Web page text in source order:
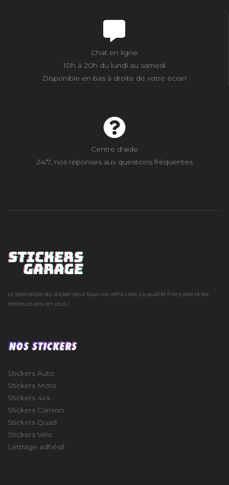
Chat en ligne
10h à 20h du lundi au samedi
Disponible en bas à droite de votre écran
Centre d'aide
24/7, nos réponses aux questions fréquentes
Le spécialiste du sticker pour tous vos véhicules. La qualité Française et les
meilleurs prix en plus !
NOS STICKERS
Stickers Auto
Stickers Moto
Stickers 4x4
Stickers Camion
Stickers Quad
Stickers Vélo
Lettrage adhésif